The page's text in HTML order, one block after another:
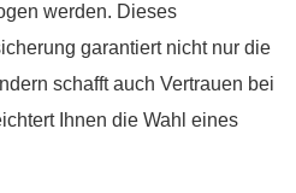
werden. Dieses
garantiert nicht nur die
schafft auch Vertrauen bei
Ihnen die Wahl eines